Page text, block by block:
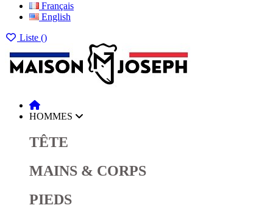
Français
English
Liste ()
HOMMES
TÊTE
MAINS & CORPS
PIEDS